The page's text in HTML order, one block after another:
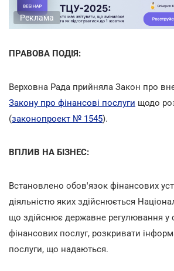
Реклама
ПРАВОВА ПОДІЯ:
Верховна Рада прийняла Закон про
Закону про фінансові послуги щодо
(законопроект № 1545).
ВПЛИВ НА БІЗНЕС:
Встановлено обов'язок фінансових
діяльністю яких здійснюється
що здійснює державне регулювання у
фінансових послуг, розкривати
послуги, що надаються.